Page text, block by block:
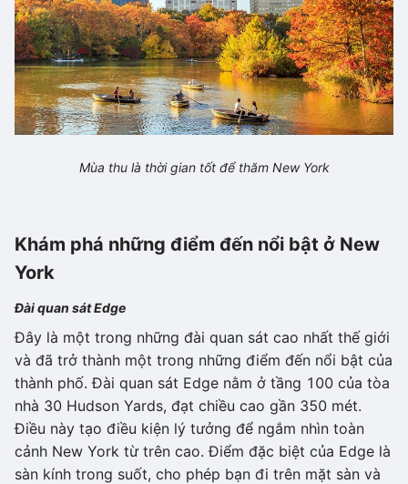
Mùa thu là thời gian tốt để thăm New York
Khám phá những điểm đến nổi bật ở New
York
Đài quan sát Edge
Đây là một trong những đài quan sát cao nhất thế giới
và đã trở thành một trong những điểm đến nổi bật của
thành phố. Đài quan sát Edge nằm ở tầng 100 của tòa
nhà 30 Hudson Yards, đạt chiều cao gần 350 mét.
Điều này tạo điều kiện lý tưởng để ngắm nhìn toàn
cảnh New York từ trên cao. Điểm đặc biệt của Edge là
sàn kính trong suốt, cho phép bạn đi trên mặt sàn và